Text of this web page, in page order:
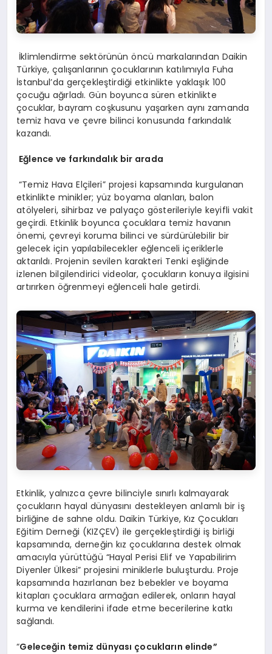
İklimlendirme sektörünün öncü markalarından Daikin
Türkiye, çalışanlarının çocuklarının katılımıyla Fuha
İstanbul’da gerçekleştirdiği etkinlikte yaklaşık 100
çocuğu ağırladı. Gün boyunca süren etkinlikte
çocuklar, bayram coşkusunu yaşarken aynı zamanda
temiz hava ve çevre bilinci konusunda farkındalık
kazandı.
Eğlence ve farkındalık bir arada
“Temiz Hava Elçileri” projesi kapsamında kurgulanan
etkinlikte minikler; yüz boyama alanları, balon
atölyeleri, sihirbaz ve palyaço gösterileriyle keyifli vakit
geçirdi. Etkinlik boyunca çocuklara temiz havanın
önemi, çevreyi koruma bilinci ve sürdürülebilir bir
gelecek için yapılabilecekler eğlenceli içeriklerle
aktarıldı. Projenin sevilen karakteri Tenki eşliğinde
izlenen bilgilendirici videolar, çocukların konuya ilgisini
artırırken öğrenmeyi eğlenceli hale getirdi.
Etkinlik, yalnızca çevre bilinciyle sınırlı kalmayarak
çocukların hayal dünyasını destekleyen anlamlı bir iş
birliğine de sahne oldu. Daikin Türkiye, Kız Çocukları
Eğitim Derneği (KIZÇEV) ile gerçekleştirdiği iş birliği
kapsamında, derneğin kız çocuklarına destek olmak
amacıyla yürüttüğü “Hayal Perisi Elif ve Yapabilirim
Diyenler Ülkesi” projesini miniklerle buluşturdu. Proje
kapsamında hazırlanan bez bebekler ve boyama
kitapları çocuklara armağan edilerek, onların hayal
kurma ve kendilerini ifade etme becerilerine katkı
sağlandı.
“Geleceğin temiz dünyası çocukların elinde”